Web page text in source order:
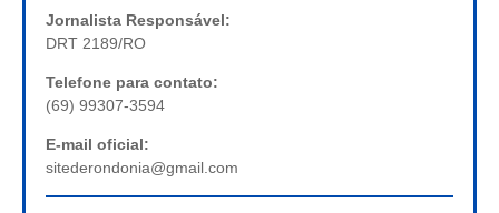
Jornalista Responsável:
DRT 2189/RO
Telefone para contato:
(69) 99307-3594
E-mail oficial:
sitederondonia@gmail.com